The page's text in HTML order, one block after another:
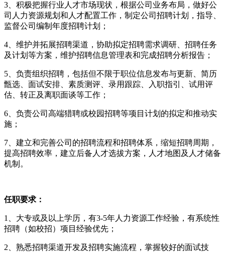
3、积极把握行业人才市场现状，根据公司业务布局，做好公
司人力资源规划和人才配置工作，制定公司招聘计划，指导、
监督公司编制年度招聘计划；
4、维护并拓展招聘渠道，协助拟定招聘需求调研、招聘任务
及计划等方案，维护招聘信息管理表和完成招聘分析报告；
5、负责组织招聘，包括但不限于职位信息发布与更新、简历
甑选、面试安排、素质测评、录用跟踪、入职指引、试用评
估、转正及离职面谈等工作；
6、负责公司高端猎聘或校园招聘等项目计划的拟定和推动实
施；
7、建立和完善公司的招聘流程和招聘体系，缩短招聘周期，
提高招聘效率，建立后备人才选拔方案，人才地图及人才储备
机制。
任职要求：
1、大专或及以上学历，有3-5年人力资源工作经验，有系统性
招聘（如校招）项目经验优先；
2、熟悉招聘渠道开发及招聘实施流程，掌握较好的面试技